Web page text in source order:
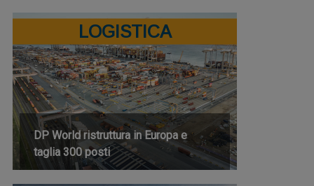
LOGISTICA
DP World ristruttura in Europa e
taglia 300 posti